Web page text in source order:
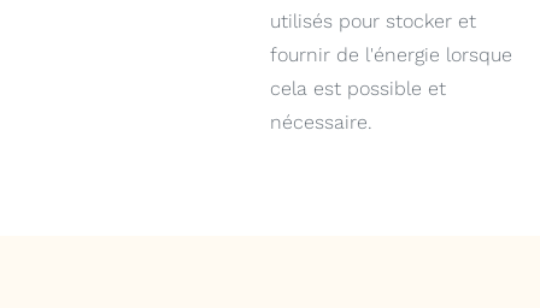
utilisés pour stocker et
fournir de l'énergie lorsque
cela est possible et
nécessaire.